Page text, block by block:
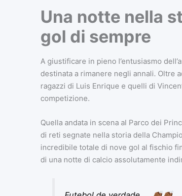
Una notte nella
gol di sempre
A giustificare in pieno l’entusiasmo
destinata a rimanere negli annali. Oltre
ragazzi di Luis Enrique e quelli di
competizione.
Quella andata in scena al Parco dei
di reti segnate nella storia della
incredibile totale di nove gol al fischio
di una notte di calcio assolutamente